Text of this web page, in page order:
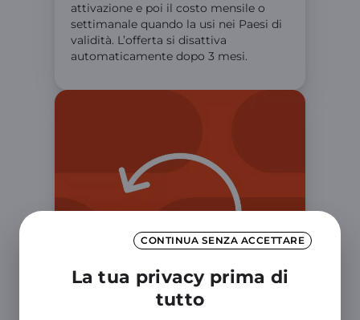
CONTINUA SENZA ACCETTARE
La tua privacy prima di
tutto
attivazione e poi il costo mensile o
settimanale quando la usi nei Paesi di
validità. L’offerta si disattiva
automaticamente dopo 3 mesi.